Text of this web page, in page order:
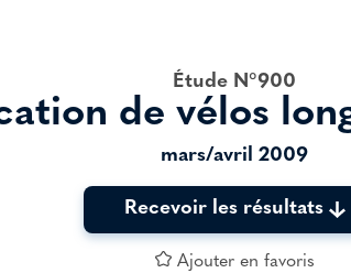
Étude N°900
de vélos
mars/avril 2009
Recevoir les résultats
Ajouter en favoris